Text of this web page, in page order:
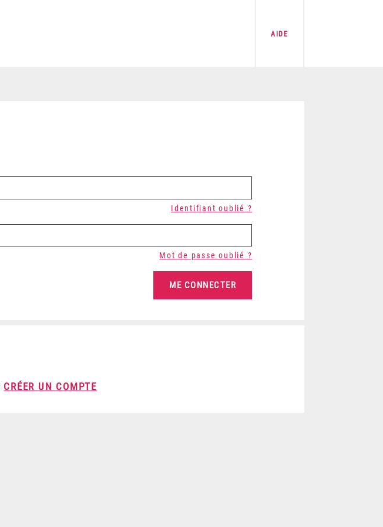
AIDE
Identifiant oublié ?
Mot de passe oublié ?
CRÉER UN COMPTE